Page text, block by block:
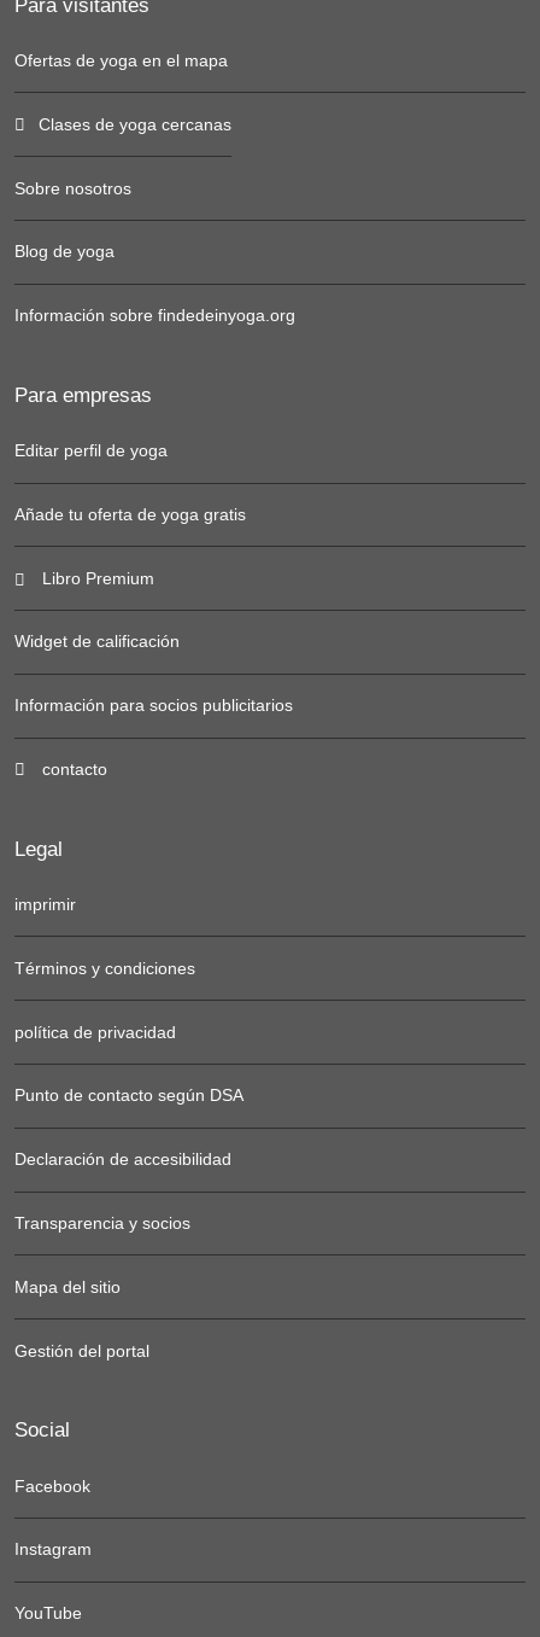
Ofertas de yoga en el mapa
Clases de yoga cercanas
Sobre nosotros
Blog de yoga
Información sobre findedeinyoga.org
Para empresas
Editar perfil de yoga
Añade tu oferta de yoga gratis
Libro Premium
Widget de calificación
Información para socios publicitarios
contacto
Legal
imprimir
Términos y condiciones
política de privacidad
Punto de contacto según DSA
Declaración de accesibilidad
Transparencia y socios
Mapa del sitio
Gestión del portal
Social
Facebook
Instagram
YouTube